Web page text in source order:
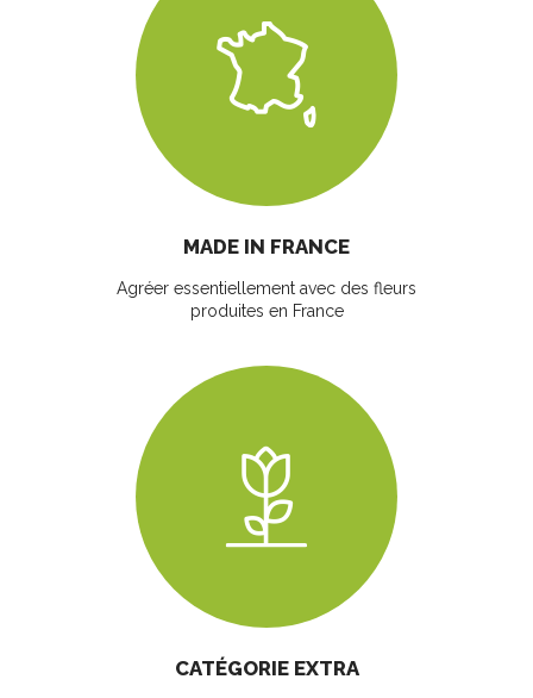
MADE IN FRANCE
Agréer essentiellement avec des fleurs
produites en France
CATÉGORIE EXTRA